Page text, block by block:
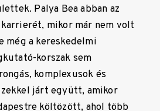
Palya Bea abban az
mikor már nem volt
még a kereskedelmi
korszak sem
komplexusok és
járt együtt, amikor
költözött, ahol több